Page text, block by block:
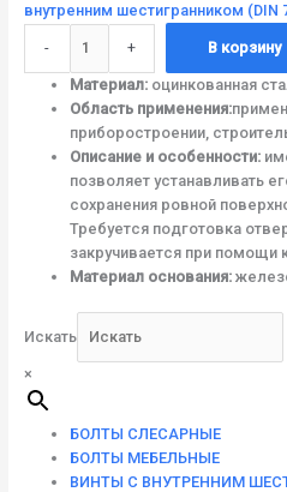
внутренним шестигранником (DIN
- + В корзину
Материал:оцинкованная
Область применения:
приборостроении,
Описание и особенности:
позволяет устанавливать
сохранения ровной
Требуется подготовка
закручивается при помощи
Материал основания:
Искать
×
БОЛТЫ СЛЕСАРНЫЕ
БОЛТЫ МЕБЕЛЬНЫЕ
ВИНТЫ С ВНУТРЕННИМ